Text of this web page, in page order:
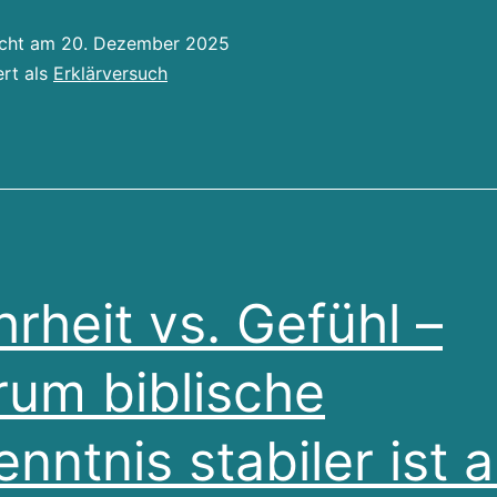
am 20. Dezember 2025
als Erklärversuch
vs. Gefühl –
biblische
stabiler ist